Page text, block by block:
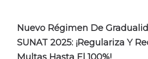
Nuevo Régimen De
SUNAT 2025: ¡Regulariza Y